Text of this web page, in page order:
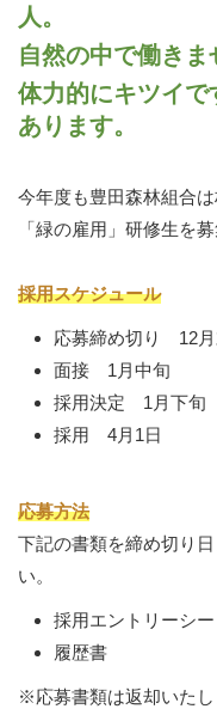
人。
自然の中で働きま
体力的にキツイ
あります。
今年度も豊田森林組合
「緑の雇用」研修生を募
採用スケジュール
応募締め切り 12
面接 1月中旬
採用決定 1月下旬
採用 4月1日
応募方法
下記の書類を締め切り
い。
採用エントリーシー
履歴書
※応募書類は返却いたし